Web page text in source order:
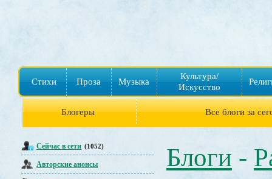
Стихи Проза Музыка
Культура/
Искусство
Блогеры Все блоги за
Сейчас в сети (1052)
Авторские анонсы Блоги -